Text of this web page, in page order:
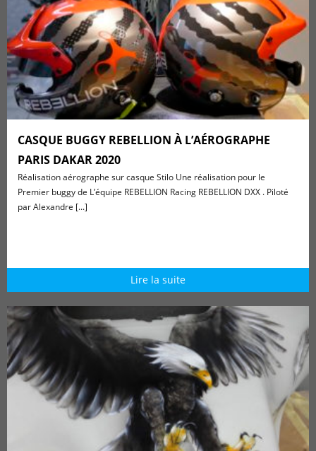
CASQUE BUGGY REBELLION À L’AÉROGRAPHE
PARIS DAKAR 2020
Réalisation aérographe sur casque Stilo Une réalisation pour le
Premier buggy de L’équipe REBELLION Racing REBELLION DXX . Piloté
par Alexandre [...]
Lire la suite